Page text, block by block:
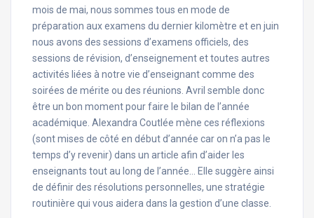
mois de mai, nous sommes tous en mode de
préparation aux examens du dernier kilomètre et en juin
nous avons des sessions d’examens officiels, des
sessions de révision, d’enseignement et toutes autres
activités liées à notre vie d’enseignant comme des
soirées de mérite ou des réunions. Avril semble donc
être un bon moment pour faire le bilan de l’année
académique. Alexandra Coutlée mène ces réflexions
(sont mises de côté en début d’année car on n’a pas le
temps d’y revenir) dans un article afin d’aider les
enseignants tout au long de l’année… Elle suggère ainsi
de définir des résolutions personnelles, une stratégie
routinière qui vous aidera dans la gestion d’une classe.